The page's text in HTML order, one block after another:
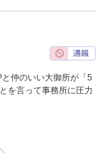
仲のいい大御所が「5
を言って事務所に圧力